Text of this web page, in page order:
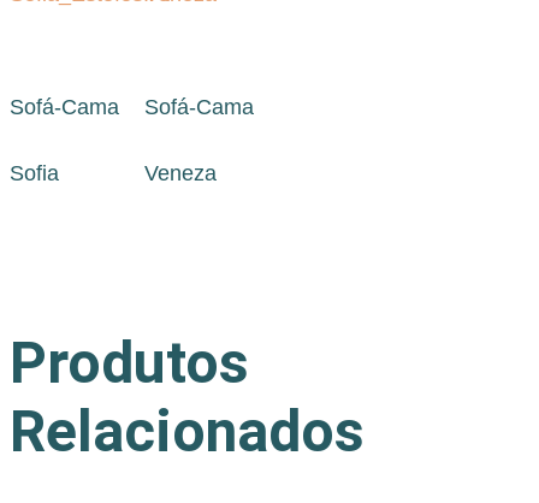
Sofá-Cama
Sofia
Sofá-Cama
Veneza
Produtos
Relacionados